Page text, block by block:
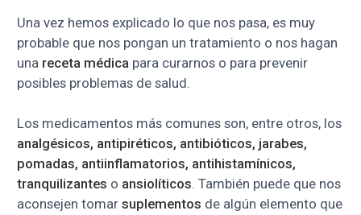
Una vez hemos explicado lo que nos pasa, es muy
probable que nos pongan un tratamiento o nos hagan
una receta médica para curarnos o para prevenir
posibles problemas de salud.
Los medicamentos más comunes son, entre otros, los
analgésicos, antipiréticos, antibióticos, jarabes,
pomadas, antiinflamatorios, antihistamínicos,
tranquilizantes o ansiolíticos. También puede que nos
aconsejen tomar suplementos de algún elemento que